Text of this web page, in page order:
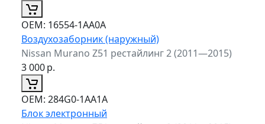
ОЕМ: 16554-1AA0A
Воздухозаборник (наружный)
Nissan Murano Z51 рестайлинг 2 (2011—2015)
3 000р.
ОЕМ: 284G0-1AA1A
Блок электронный